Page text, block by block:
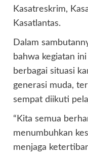
Kasatreskrim,
Kasatlantas.
Dalam
bahwa kegiatan
berbagai situasi
generasi muda,
sempat diikuti
“Kita semua
menumbuhkan
menjaga